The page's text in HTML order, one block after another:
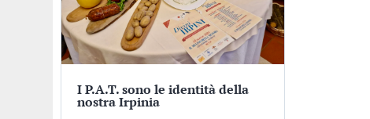
I P.A.T. sono le identità della
nostra Irpinia